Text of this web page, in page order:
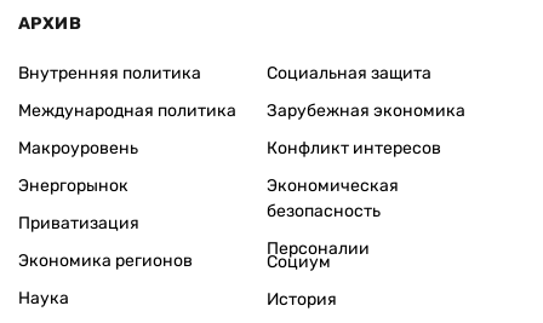
АРХИВ
Внутренняя политика
Международная политика
Макроуровень
Энергорынок
Приватизация
Экономика регионов
Социальная защита
Зарубежная экономика
Конфликт интересов
Экономическая
безопасность
Персоналии
Наука
Социум
История